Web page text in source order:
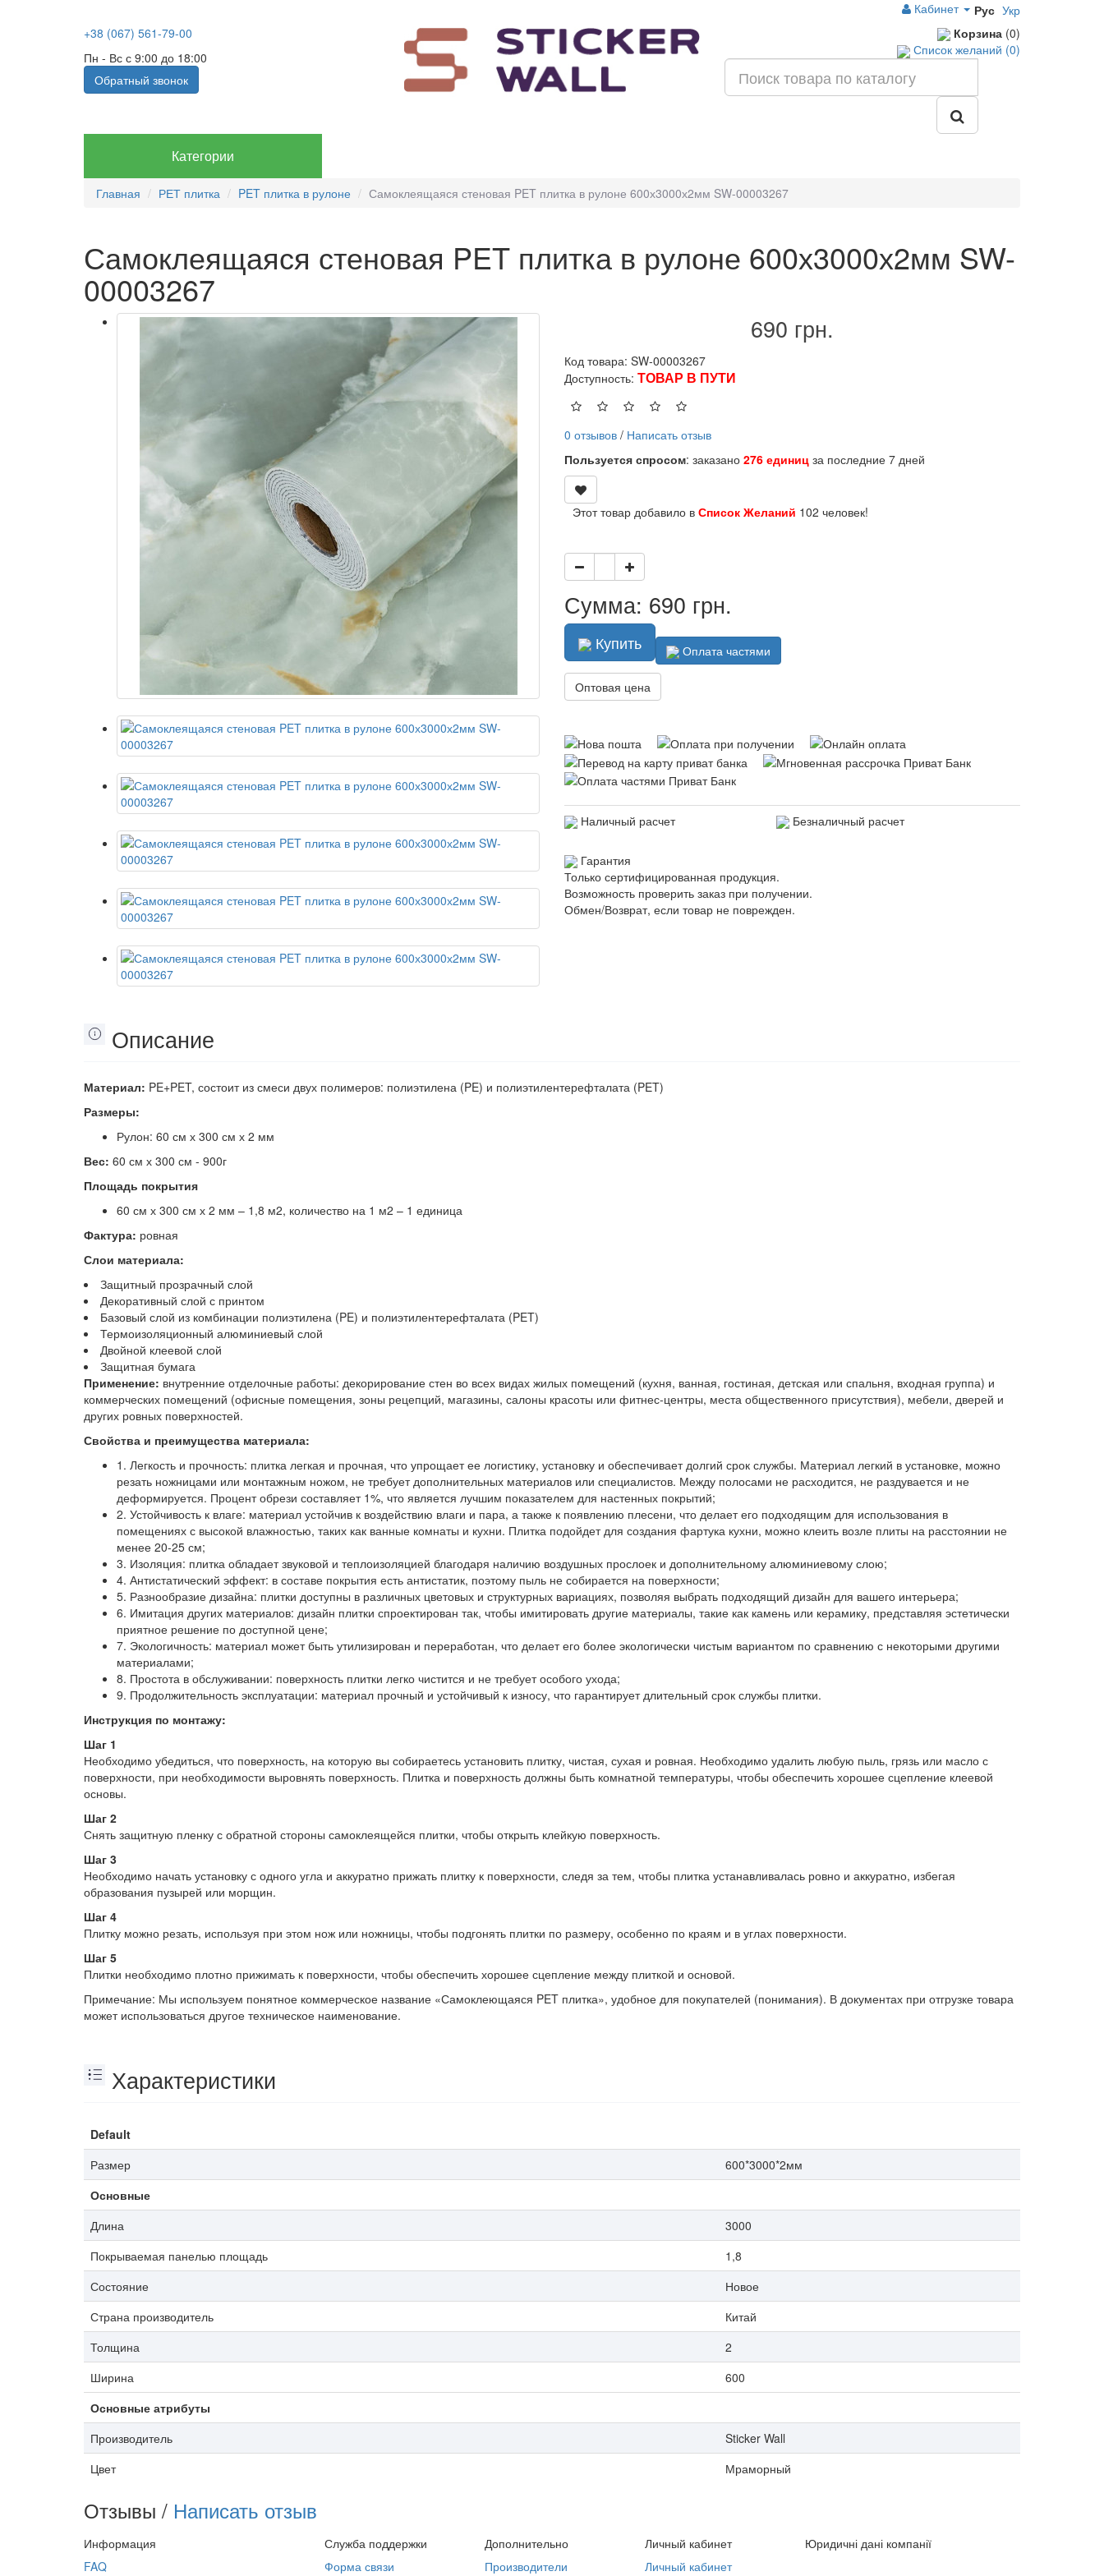
Рус Укр
Кабинет
+38 (067) 561-79-00
Пн - Вс с 9:00 до 18:00
Обратный звонок
Корзина (0)
Список желаний (0)
Категории
Главная РЕТ плитка PET плитка в рулоне Самоклеящаяся стеновая PET плитка в рулоне 600х3000х2мм SW-00003267
Самоклеящаяся стеновая PET плитка в рулоне 600х3000х2мм SW-
00003267
690 грн.
Код товара: SW-00003267
Доступность: ТОВАР В ПУТИ
0 отзывов / Написать отзыв
Пользуется спросом: заказано 276 единиц за последние 7 дней
Этот товар добавило в Список Желаний 102 человек!
Сумма: 690 грн.
Купить Оплата частями
Оптовая цена
Наличный расчет Безналичный расчет
Гарантия
Только сертифицированная продукция.
Возможность проверить заказ при получении.
Обмен/Возврат, если товар не поврежден.
Описание
Материал: PE+PET, состоит из смеси двух полимеров: полиэтилена (PE) и полиэтилентерефталата (PET)
Размеры:
Рулон: 60 см х 300 см х 2 мм
Вес: 60 см х 300 см - 900г
Площадь покрытия
60 см х 300 см х 2 мм – 1,8 м2, количество на 1 м2 – 1 единица
Фактура: ровная
Слои материала:
Защитный прозрачный слой
Декоративный слой с принтом
Базовый слой из комбинации полиэтилена (PE) и полиэтилентерефталата (PET)
Термоизоляционный алюминиевый слой
Двойной клеевой слой
Защитная бумага
Применение: внутренние отделочные работы: декорирование стен во всех видах жилых помещений (кухня, ванная, гостиная, детская или спальня, входная группа) и
коммерческих помещений (офисные помещения, зоны рецепций, магазины, салоны красоты или фитнес-центры, места общественного присутствия), мебели, дверей и
других ровных поверхностей.
Свойства и преимущества материала:
1. Легкость и прочность: плитка легкая и прочная, что упрощает ее логистику, установку и обеспечивает долгий срок службы. Материал легкий в установке, можно
резать ножницами или монтажным ножом, не требует дополнительных материалов или специалистов. Между полосами не расходится, не раздувается и не
деформируется. Процент обрези составляет 1%, что является лучшим показателем для настенных покрытий;
2. Устойчивость к влаге: материал устойчив к воздействию влаги и пара, а также к появлению плесени, что делает его подходящим для использования в
помещениях с высокой влажностью, таких как ванные комнаты и кухни. Плитка подойдет для создания фартука кухни, можно клеить возле плиты на расстоянии не
менее 20-25 см;
3. Изоляция: плитка обладает звуковой и теплоизоляцией благодаря наличию воздушных прослоек и дополнительному алюминиевому слою;
4. Антистатический эффект: в составе покрытия есть антистатик, поэтому пыль не собирается на поверхности;
5. Разнообразие дизайна: плитки доступны в различных цветовых и структурных вариациях, позволяя выбрать подходящий дизайн для вашего интерьера;
6. Имитация других материалов: дизайн плитки спроектирован так, чтобы имитировать другие материалы, такие как камень или керамику, представляя эстетически
приятное решение по доступной цене;
7. Экологичность: материал может быть утилизирован и переработан, что делает его более экологически чистым вариантом по сравнению с некоторыми другими
материалами;
8. Простота в обслуживании: поверхность плитки легко чистится и не требует особого ухода;
9. Продолжительность эксплуатации: материал прочный и устойчивый к износу, что гарантирует длительный срок службы плитки.
Инструкция по монтажу:
Шаг 1
Необходимо убедиться, что поверхность, на которую вы собираетесь установить плитку, чистая, сухая и ровная. Необходимо удалить любую пыль, грязь или масло с
поверхности, при необходимости выровнять поверхность. Плитка и поверхность должны быть комнатной температуры, чтобы обеспечить хорошее сцепление клеевой
основы.
Шаг 2
Снять защитную пленку с обратной стороны самоклеящейся плитки, чтобы открыть клейкую поверхность.
Шаг 3
Необходимо начать установку с одного угла и аккуратно прижать плитку к поверхности, следя за тем, чтобы плитка устанавливалась ровно и аккуратно, избегая
образования пузырей или морщин.
Шаг 4
Плитку можно резать, используя при этом нож или ножницы, чтобы подгонять плитки по размеру, особенно по краям и в углах поверхности.
Шаг 5
Плитки необходимо плотно прижимать к поверхности, чтобы обеспечить хорошее сцепление между плиткой и основой.
Примечание: Мы используем понятное коммерческое название «Самоклеющаяся PET плитка», удобное для покупателей (понимания). В документах при отгрузке товара
может использоваться другое техническое наименование.
Характеристики
Default
Размер
600*3000*2мм
Основные
Длина
3000
Покрываемая панелью площадь
1,8
Состояние
Новое
Страна производитель
Китай
Толщина
2
Ширина
600
Основные атрибуты
Производитель
Sticker Wall
Цвет
Мраморный
Отзывы / Написать отзыв
Информация
FAQ
Служба поддержки
Форма связи
Дополнительно
Производители
Личный кабинет
Личный кабинет
Юридичні дані компанії